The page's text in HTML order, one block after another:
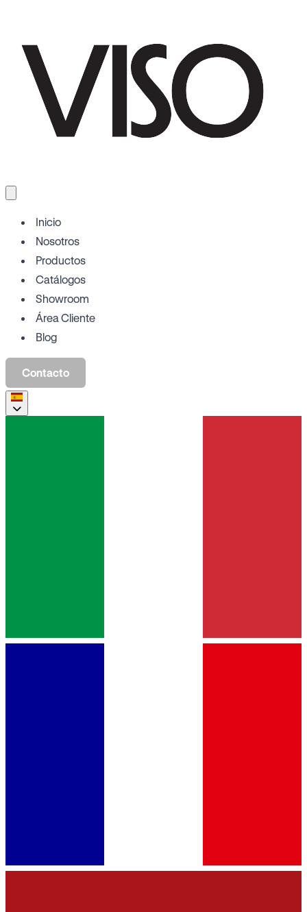
Inicio
Nosotros
Productos
Catálogos
Showroom
Área Cliente
Blog
Contacto